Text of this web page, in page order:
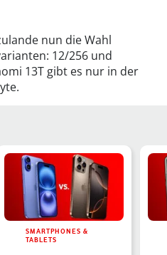
nun die Wahl
12/256 und
13T gibt es nur in der
SMARTPHONES &
TABLETS